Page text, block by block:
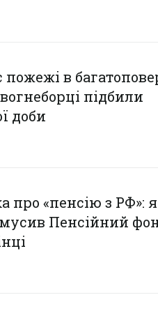
в
підбили
доби
про «пенсію з РФ»:
Пенсійний